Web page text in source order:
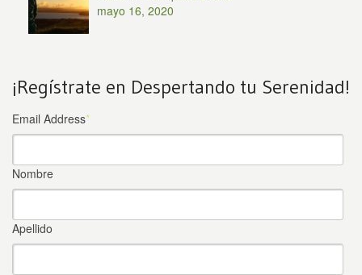
mayo 16, 2020
¡Regístrate en Despertando tu Serenidad!
Email Address*
Nombre
Apellido